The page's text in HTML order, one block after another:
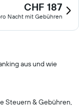
CHF 187
Nacht mit Gebühren
aus und wie
Steuern & Gebühren,